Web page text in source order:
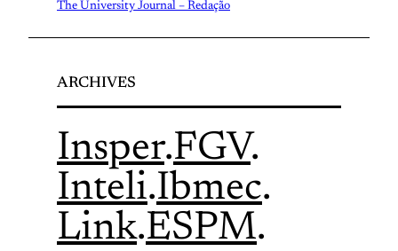
The University Journal – Redação
ARCHIVES
Insper.FGV.
Inteli.Ibmec.
Link.ESPM.